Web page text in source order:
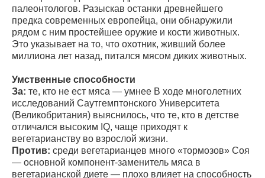
палеонтологов. Разыскав останки древнейшего
предка современных европейца, они обнаружили
рядом с ним простейшее оружие и кости животных.
Это указывает на то, что охотник, живший более
миллиона лет назад, питался мясом диких животных.
Умственные способности
За: те, кто не ест мяса — умнее В ходе многолетних
исследований Саутгемптонского Университета
(Великобритания) выяснилось, что те, кто в детстве
отличался высоким IQ, чаще приходят к
вегетарианству во взрослой жизни.
Против: среди вегетарианцев много «тормозов» Соя
— основной компонент-заменитель мяса в
вегетарианской диете — плохо влияет на способность